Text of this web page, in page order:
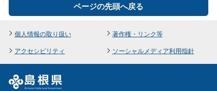
ページの先頭へ戻る
個人情報の取り扱い
著作権・リンク等
アクセシビリティ
ソーシャルメディア利用指針